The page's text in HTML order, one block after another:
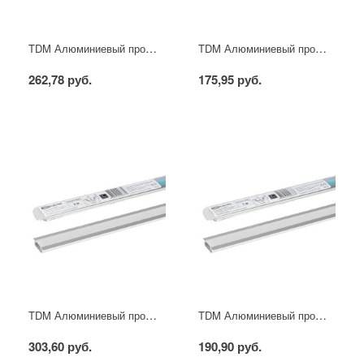
TDM Алюминиевый профиль накладной 1506 (2 м), матовый рассеиватель, 2 заглушки, 4 крепежа
262,78 руб.
TDM Алюминиевый профиль накладной 1506 (1 м), матовый рассеиватель, 2 заглушки, 2 крепежа
175,95 руб.
TDM Алюминиевый профиль встраиваемый 2206 (2 м), матовый рассеиватель, 2 заглушки
303,60 руб.
TDM Алюминиевый профиль встраиваемый 2206 (1 м), матовый рассеиватель, 2 заглушки
190,90 руб.